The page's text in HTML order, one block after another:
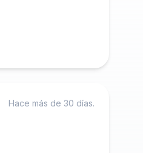
Hace más de 30 días.